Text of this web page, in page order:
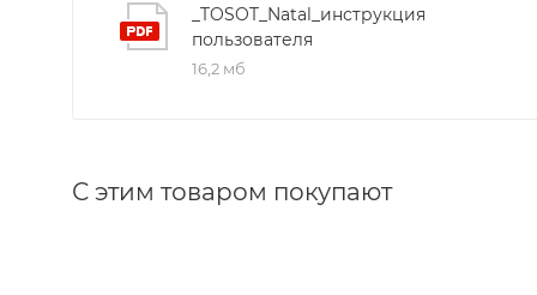
_TOSOT_Natal_инструкция
пользователя
16,2 мб
С этим товаром покупают